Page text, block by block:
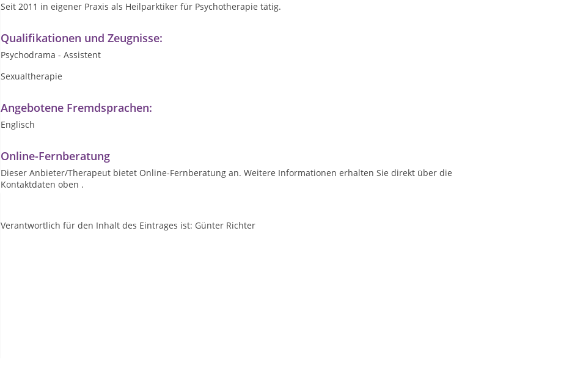
Seit 2011 in eigener Praxis als Heilparktiker für Psychotherapie tätig.
Qualifikationen und Zeugnisse:
Psychodrama - Assistent
Sexualtherapie
Angebotene Fremdsprachen:
Englisch
Online-Fernberatung
Dieser Anbieter/Therapeut bietet Online-Fernberatung an. Weitere Informationen erhalten Sie direkt über die
Kontaktdaten oben .
Verantwortlich für den Inhalt des Eintrages ist: Günter Richter